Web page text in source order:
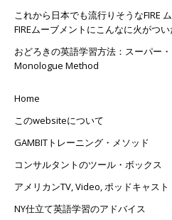
これから日本でも流行りそうなFIRE
FIREムーブメントにこんなに火がつい
おどろきの英語学習方法：スーパー
Monologue Method
Home
このwebsiteについて
GAMBITトレーニング・メソッド
コンサルタントのツール・ボックス
アメリカンTV, Video, ポッドキャスト
NY仕立て英語学習のアドバイス